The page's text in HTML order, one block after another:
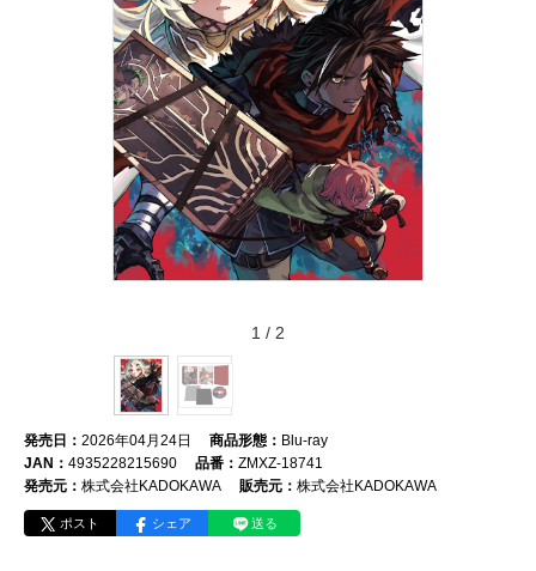
1 / 2
発売日： 2026年04月24日 商品形態： Blu-ray
JAN： 4935228215690 品番： ZMXZ-18741
発売元： 株式会社KADOKAWA 販売元： 株式会社KADOKAWA
ポスト シェア 送る